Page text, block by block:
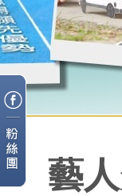
藝